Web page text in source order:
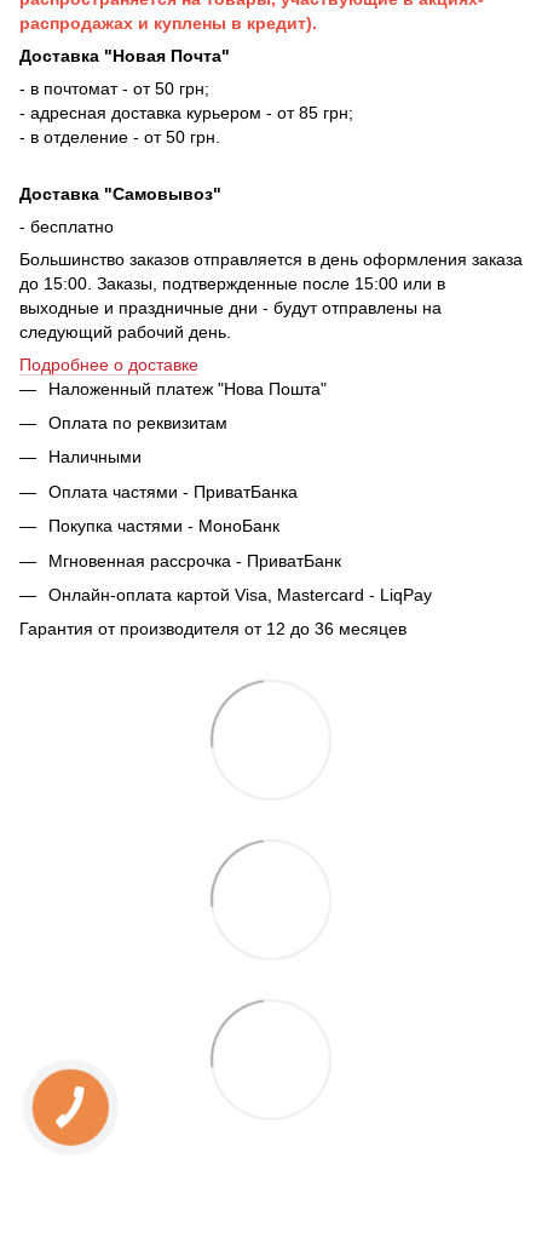
распродажах и куплены в кредит).
Доставка "Новая Почта"
- в почтомат - от 50 грн;
- адресная доставка курьером - от 85 грн;
- в отделение - от 50 грн.
Доставка "Самовывоз"
- бесплатно
Большинство заказов отправляется в день оформления заказа
до 15:00. Заказы, подтвержденные после 15:00 или в
выходные и праздничные дни - будут отправлены на
следующий рабочий день.
Подробнее о доставке
Наложенный платеж "Нова Пошта"
Оплата по реквизитам
Наличными
Оплата частями - ПриватБанка
Покупка частями - МоноБанк
Мгновенная рассрочка - ПриватБанк
Онлайн-оплата картой Visa, Mastercard - LiqPay
Гарантия от производителя от 12 до 36 месяцев